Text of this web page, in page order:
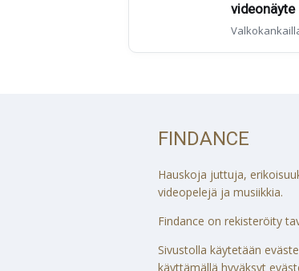
videonäyte
FINDANCE
Hauskoja juttuja,
videopelejä ja musiikkia.
Findance on rekisteröity
Sivustolla käytetään
käyttämällä hyväksyt